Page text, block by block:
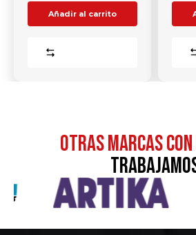
Añadir al carrito
otras MARCAS CON